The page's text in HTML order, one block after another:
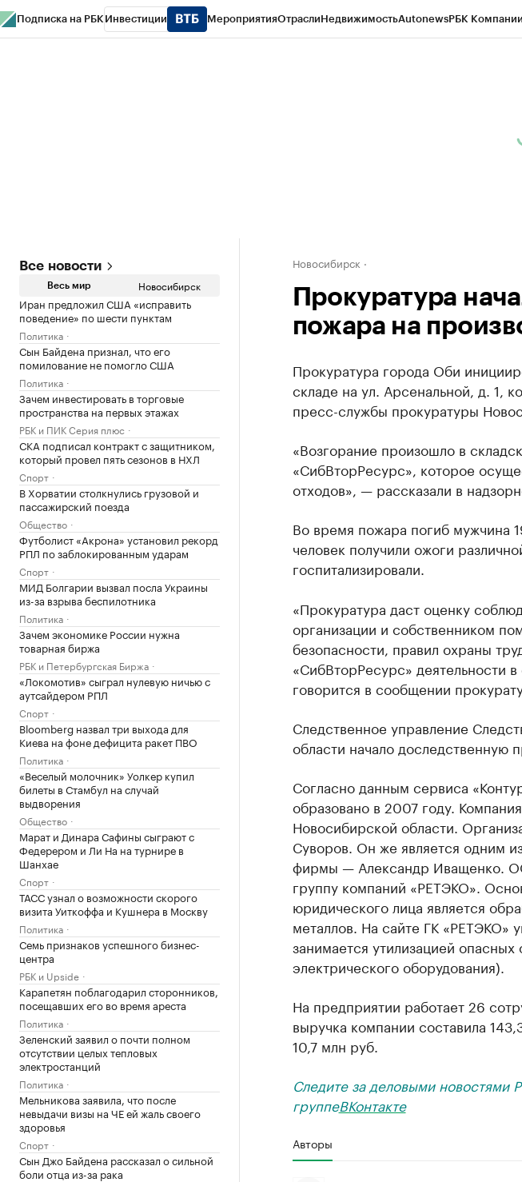
Подписка на РБК Инвестиции МероприятияОтраслиНедвижимостьAutonewsРБК Компании
Все новости
Весь мир Новосибирск
Иран предложил США «исправить
поведение» по шести пунктам
Политика
Сын Байдена признал, что его
помилование не помогло США
Политика
Зачем инвестировать в торговые
пространства на первых этажах
РБК и ПИК Серия плюс
СКА подписал контракт с защитником,
который провел пять сезонов в НХЛ
Спорт
В Хорватии столкнулись грузовой и
пассажирский поезда
Общество
Футболист «Акрона» установил рекорд
РПЛ по заблокированным ударам
Спорт
МИД Болгарии вызвал посла Украины
из-за взрыва беспилотника
Политика
Зачем экономике России нужна
товарная биржа
РБК и Петербургская Биржа
«Локомотив» сыграл нулевую ничью с
аутсайдером РПЛ
Спорт
Bloomberg назвал три выхода для
Киева на фоне дефицита ракет ПВО
Политика
«Веселый молочник» Уолкер купил
билеты в Стамбул на случай
выдворения
Общество
Марат и Динара Сафины сыграют с
Федерером и Ли На на турнире в
Шанхае
Спорт
ТАСС узнал о возможности скорого
визита Уиткоффа и Кушнера в Москву
Политика
Семь признаков успешного бизнес-
центра
РБК и Upside
Карапетян поблагодарил сторонников,
посещавших его во время ареста
Политика
Зеленский заявил о почти полном
отсутствии целых тепловых
электростанций
Политика
Мельникова заявила, что после
невыдачи визы на ЧЕ ей жаль своего
здоровья
Спорт
Сын Джо Байдена рассказал о сильной
боли отца из-за рака
Новосибирск
Прокуратура
пожара на
Прокуратура города Оби
складе на ул. Арсенальной, д. 1,
пресс-службы прокуратуры
«Возгорание произошло в
«СибВторРесурс», которое
отходов», — рассказали в
Во время пожара погиб мужчина
человек получили ожоги
госпитализировали.
«Прокуратура даст оценку
организации и собственником
безопасности, правил охраны
«СибВторРесурс» деятельности
говорится в сообщении
Следственное управление
области начало доследственную
Согласно данным сервиса
образовано в 2007 году.
Новосибирской области.
Суворов. Он же является одним
фирмы — Александр Иващенко.
группу компаний «РЕТЭКО».
юридического лица является
металлов. На сайте ГК «РЕТЭКО»
занимается утилизацией
электрического оборудования).
На предприятии работает 26
выручка компании составила
10,7 млн руб.
Следите за деловыми новостями
группеВКонтакте
Авторы